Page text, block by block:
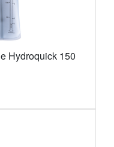
Hydroquick 150